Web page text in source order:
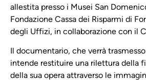
allestita presso i Musei San
Fondazione Cassa dei Risparmi di
degli Uffizi, in collaborazione con il
Il documentario, che verrà
intende restituire una rilettura della
della sua opera attraverso le